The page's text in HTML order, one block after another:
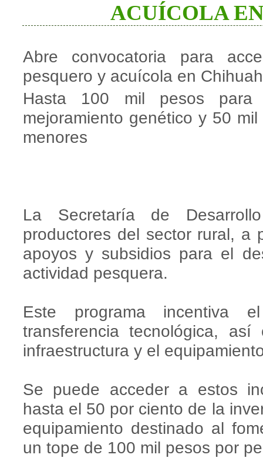
ACUÍCOLA
Abre convocatoria para
pesquero y acuícola en
Hasta 100 mil pesos para
mejoramiento genético y 50
menores
La Secretaría de
productores del sector rural, a
apoyos y subsidios para el
actividad pesquera.
Este programa incentiva
transferencia tecnológica,
infraestructura y el
Se puede acceder a estos
hasta el 50 por ciento de la
equipamiento destinado al
un tope de 100 mil pesos por